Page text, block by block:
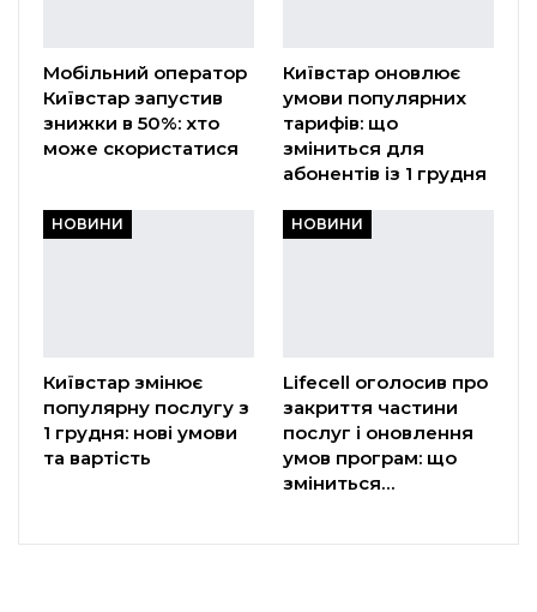
Мобільний оператор
Київстар запустив
знижки в 50%: хто
може скористатися
Київстар оновлює
умови популярних
тарифів: що
зміниться для
абонентів із 1 грудня
НОВИНИ
Київстар змінює
популярну послугу з
1 грудня: нові умови
та вартість
НОВИНИ
Lifecell оголосив про
закриття частини
послуг і оновлення
умов програм: що
зміниться…